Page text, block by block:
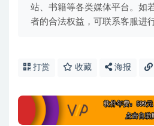
站、书籍等各类媒体平台。如
者的合法权益，可联系客服进
打赏 收藏 海报